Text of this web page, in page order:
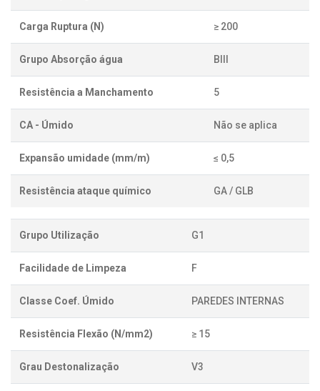
Carga Ruptura (N) ≥ 200
Grupo Absorção água BIII
Resistência a Manchamento 5
CA - Úmido Não se aplica
Expansão umidade (mm/m) ≤ 0,5
Resistência ataque químico GA / GLB
Grupo Utilização G1
Facilidade de Limpeza F
Classe Coef. Úmido PAREDES INTERNAS
Resistência Flexão (N/mm2) ≥ 15
Grau Destonalização V3